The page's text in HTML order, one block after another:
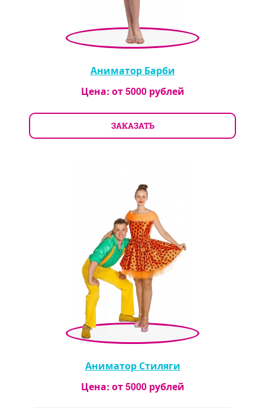
Аниматор Барби
Цена: от5000рублей
ЗАКАЗАТЬ
Аниматор Стиляги
Цена: от5000рублей